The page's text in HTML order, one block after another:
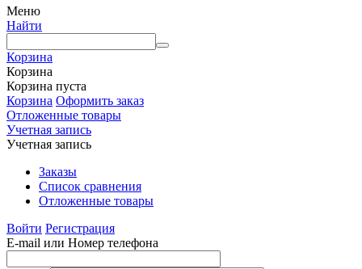
Меню
Найти
Корзина
Корзина
Корзина пуста
Корзина Оформить заказ
Отложенные товары
Учетная запись
Учетная запись
Заказы
Список сравнения
Отложенные товары
Войти Регистрация
E-mail или Номер телефона